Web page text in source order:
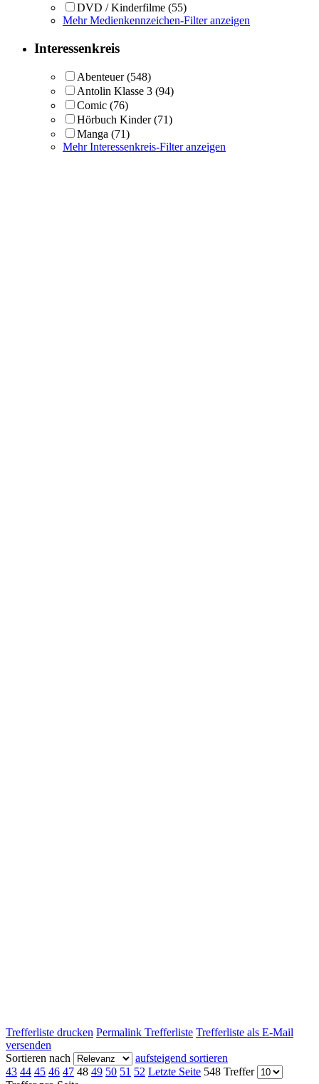
DVD / Kinderfilme (55)
Mehr Medienkennzeichen-Filter anzeigen
Interessenkreis
Abenteuer (548)
Antolin Klasse 3 (94)
Comic (76)
Hörbuch Kinder (71)
Manga (71)
Mehr Interessenkreis-Filter anzeigen
Trefferliste drucken Permalink Trefferliste Trefferliste als E-Mail
versenden
Sortieren nach
aufsteigend sortieren
43 44 45 46 47 48 49 50 51 52 Letzte Seite 548 Treffer